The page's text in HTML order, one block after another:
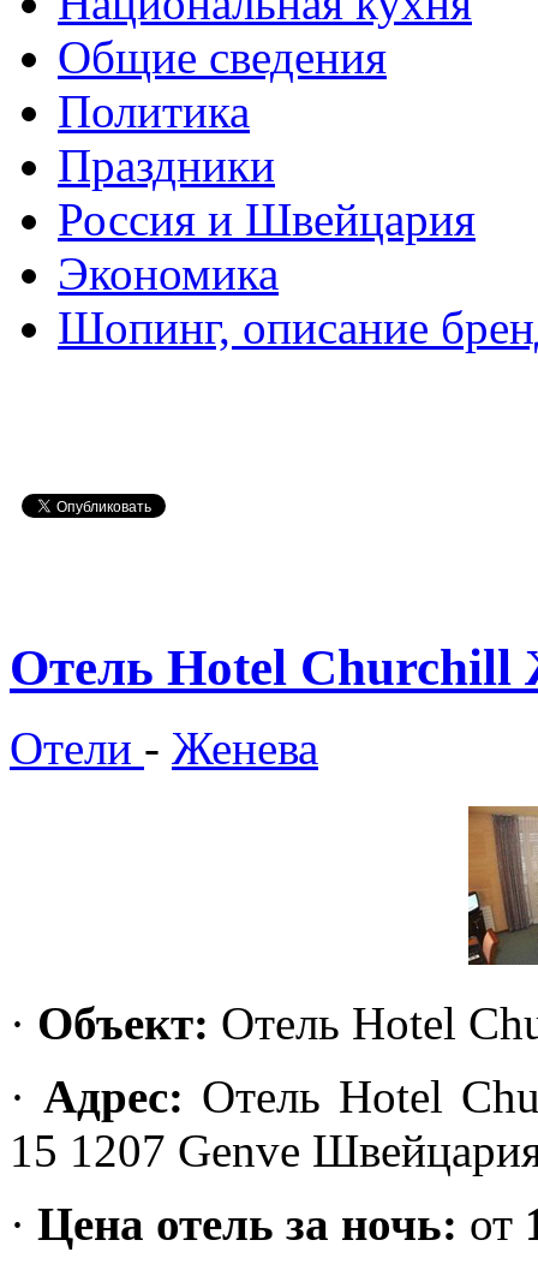
Общие сведения
Политика
Праздники
Россия и Швейцария
Экономика
Шопинг, описание
Отель Hotel Churchill
Отели - Женева
· Объект: Отель Hotel
· Адрес: Отель Hotel
15 1207 Genve
· Цена отель за ночь: от